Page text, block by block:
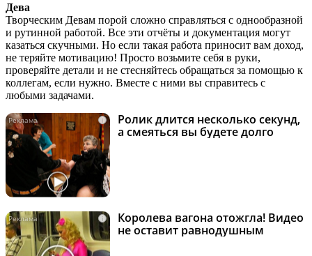
Дева
Творческим Девам порой сложно справляться с однообразной
и рутинной работой. Все эти отчёты и документация могут
казаться скучными. Но если такая работа приносит вам доход,
не теряйте мотивацию! Просто возьмите себя в руки,
проверяйте детали и не стесняйтесь обращаться за помощью к
коллегам, если нужно. Вместе с ними вы справитесь с
любыми задачами.
i
Ролик длится несколько секунд,
а смеяться вы будете долго
i
Королева вагона отожгла! Видео
не оставит равнодушным